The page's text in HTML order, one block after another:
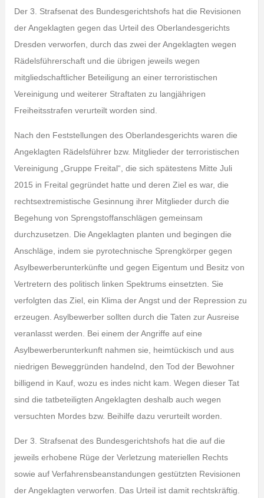
Der 3. Strafsenat des Bundesgerichtshofs hat die Revisionen
der Angeklagten gegen das Urteil des Oberlandesgerichts
Dresden verworfen, durch das zwei der Angeklagten wegen
Rädelsführerschaft und die übrigen jeweils wegen
mitgliedschaftlicher Beteiligung an einer terroristischen
Vereinigung und weiterer Straftaten zu langjährigen
Freiheitsstrafen verurteilt worden sind.
Nach den Feststellungen des Oberlandesgerichts waren die
Angeklagten Rädelsführer bzw. Mitglieder der terroristischen
Vereinigung „Gruppe Freital“, die sich spätestens Mitte Juli
2015 in Freital gegründet hatte und deren Ziel es war, die
rechtsextremistische Gesinnung ihrer Mitglieder durch die
Begehung von Sprengstoffanschlägen gemeinsam
durchzusetzen. Die Angeklagten planten und begingen die
Anschläge, indem sie pyrotechnische Sprengkörper gegen
Asylbewerberunterkünfte und gegen Eigentum und Besitz von
Vertretern des politisch linken Spektrums einsetzten. Sie
verfolgten das Ziel, ein Klima der Angst und der Repression zu
erzeugen. Asylbewerber sollten durch die Taten zur Ausreise
veranlasst werden. Bei einem der Angriffe auf eine
Asylbewerberunterkunft nahmen sie, heimtückisch und aus
niedrigen Beweggründen handelnd, den Tod der Bewohner
billigend in Kauf, wozu es indes nicht kam. Wegen dieser Tat
sind die tatbeteiligten Angeklagten deshalb auch wegen
versuchten Mordes bzw. Beihilfe dazu verurteilt worden.
Der 3. Strafsenat des Bundesgerichtshofs hat die auf die
jeweils erhobene Rüge der Verletzung materiellen Rechts
sowie auf Verfahrensbeanstandungen gestützten Revisionen
der Angeklagten verworfen. Das Urteil ist damit rechtskräftig.